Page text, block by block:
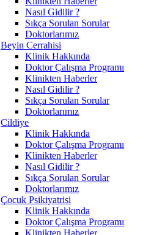
Nasıl Gidilir ?
Sıkça Sorulan Sorular
Doktorlarımız
Beyin Cerrahisi
Klinik Hakkında
Doktor Çalışma Programı
Klinikten Haberler
Nasıl Gidilir ?
Sıkça Sorulan Sorular
Doktorlarımız
Cildiye
Klinik Hakkında
Doktor Çalışma Programı
Klinikten Haberler
Nasıl Gidilir ?
Sıkça Sorulan Sorular
Doktorlarımız
Çocuk Psikiyatrisi
Klinik Hakkında
Doktor Çalışma Programı
Klinikten Haberler